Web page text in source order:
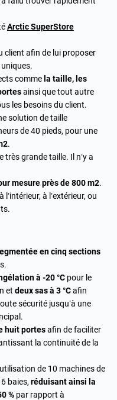
Arctic SuperStore
client afin de lui proposer
comme la taille, les
ainsi que tout autre
les besoins du client.
solution de taille
de 40 pieds, pour une
.
grande taille. Il n’y a
mesure près de 800 m2.
à l’extérieur, ou
en cinq sections
à -20 °C pour le
et deux sas à 3 °Cafin
sécurité jusqu’à une
huit portesafin de faciliter
la continuité de la
de 10 machines de
baies, réduisant ainsi la
% par rapport à